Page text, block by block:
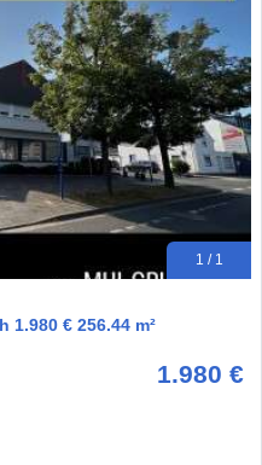
1 / 1
1.980 € 256.44 m²
1.980 €